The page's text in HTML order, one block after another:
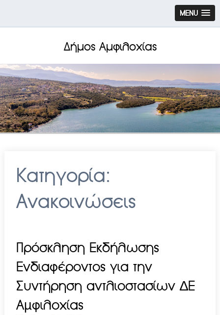
MENU
Δήμος Αμφιλοχίας
Κατηγορία:
Ανακοινώσεις
Πρόσκληση Εκδήλωσης
Ενδιαφέροντος για την
Συντήρηση αντλιοστασίων ∆Ε
Αµφιλοχίας